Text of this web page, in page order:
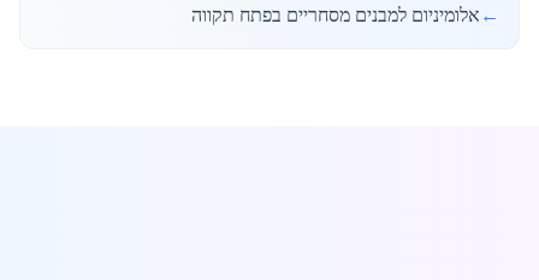
← אלומיניום למבנים מסחריים בפתח תקווה